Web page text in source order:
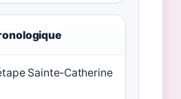
Sainte‑Catherine